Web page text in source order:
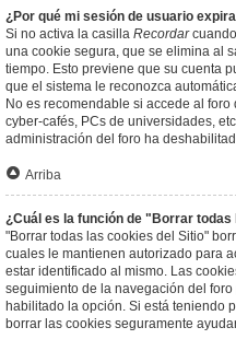
¿Por qué mi sesión de usuario
Si no activa la casilla Recordar
una cookie segura, que se elimina al
tiempo. Esto previene que su cuenta
que el sistema le reconozca
No es recomendable si accede al
cyber-cafés, PCs de universidades,
administración del foro ha
Arriba
¿Cuál es la función de "Borrar
"Borrar todas las cookies del Sitio"
cuales le mantienen autorizado para
estar identificado al mismo. Las
seguimiento de la navegación del
habilitado la opción. Si está teniendo
borrar las cookies seguramente